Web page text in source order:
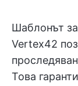
Шаблонът
Vertex42
Това